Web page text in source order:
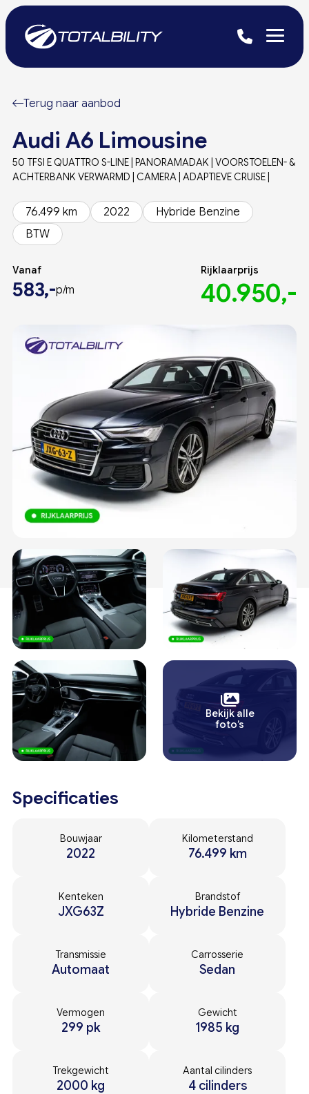
Terug naar aanbod
Audi A6 Limousine
50 TFSI E QUATTRO S-LINE | PANORAMADAK | VOORSTOELEN- &
ACHTERBANK VERWARMD | CAMERA | ADAPTIEVE CRUISE |
76.499 km 2022
Hybride Benzine
BTW
Rijklaarprijs
40.950,-
Vanaf
583,-p/m
Bekijk alle
foto’s
Specificaties
Bouwjaar
2022
Kilometerstand
76.499 km
Kenteken
JXG63Z
Brandstof
Hybride Benzine
Transmissie
Automaat
Carrosserie
Sedan
Vermogen
299 pk
Gewicht
1985 kg
Trekgewicht
2000 kg
Aantal cilinders
4 cilinders